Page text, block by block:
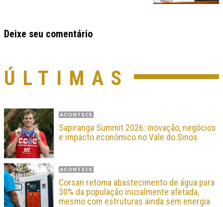
Deixe seu comentário
ÚLTIMAS
ACONTECE
Sapiranga Summit 2026: inovação, negócios
e impacto econômico no Vale do Sinos
ACONTECE
Corsan retoma abastecimento de água para
30% da população inicialmente afetada,
mesmo com estruturas ainda sem energia